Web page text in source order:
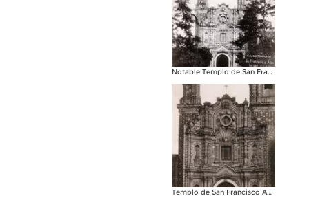
Notable Templo de San Francisco Acatepec
Templo de San Francisco Acatepec